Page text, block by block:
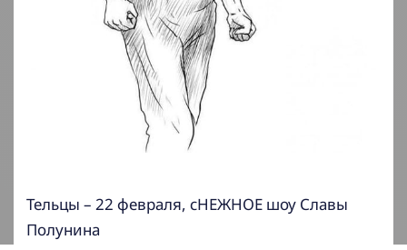
Тельцы – 22 февраля, сНЕЖНОЕ шоу Славы
Полунина